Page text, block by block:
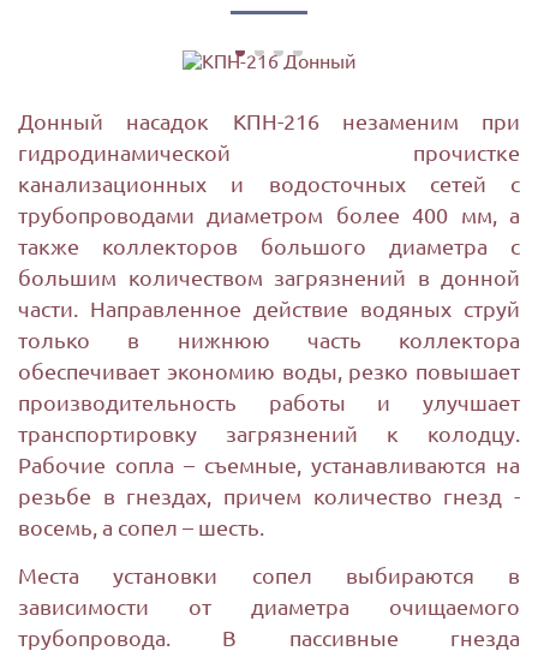
Донный насадок КПН-216 незаменим при
гидродинамической прочистке
канализационных и водосточных сетей с
трубопроводами диаметром более 400 мм, а
также коллекторов большого диаметра с
большим количеством загрязнений в донной
части. Направленное действие водяных струй
только в нижнюю часть коллектора
обеспечивает экономию воды, резко повышает
производительность работы и улучшает
транспортировку загрязнений к колодцу.
Рабочие сопла – съемные, устанавливаются на
резьбе в гнездах, причем количество гнезд -
восемь, а сопел – шесть.
Места установки сопел выбираются в
зависимости от диаметра очищаемого
трубопровода. В пассивные гнезда